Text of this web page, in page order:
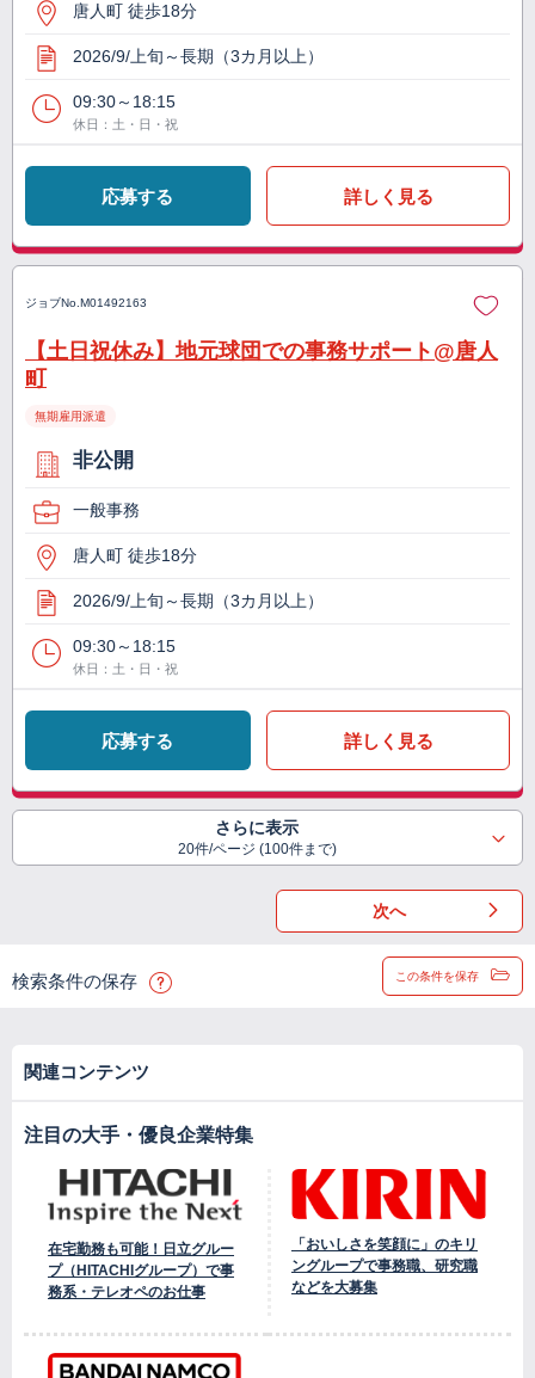
唐人町 徒歩18分
2026/9/上旬～長期（3カ月以上）
09:30～18:15
休日：土・日・祝
応募する 詳しく見る
ジョブNo. M01492163
【土日祝休み】地元球団での事務サポート@唐人
町
無期雇用派遣
非公開
一般事務
唐人町 徒歩18分
2026/9/上旬～長期（3カ月以上）
09:30～18:15
休日：土・日・祝
応募する 詳しく見る
さらに表示
20件/ページ (100件まで)
次へ
検索条件の保存 この条件を保存
関連コンテンツ
注目の大手・優良企業特集
在宅勤務も可能！日立グルー
プ（HITACHIグループ）で事
務系・テレオペのお仕事
「おいしさを笑顔に」のキリ
ングループで事務職、研究職
などを大募集